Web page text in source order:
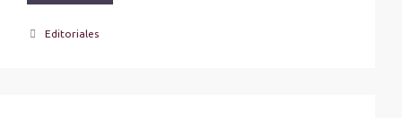
Categories
Editoriales